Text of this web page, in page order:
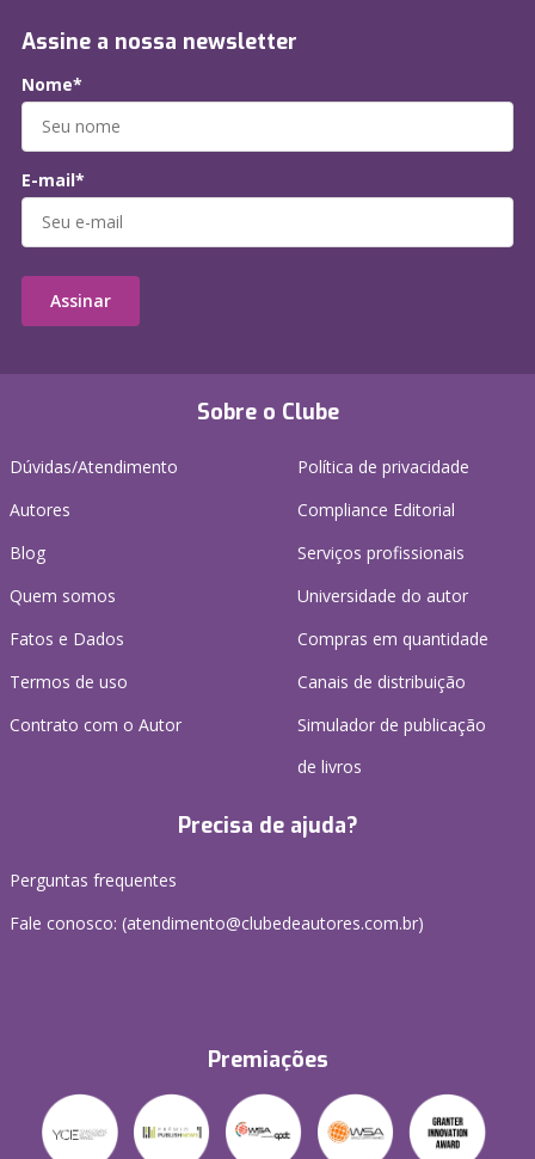
Sobre o Clube
Dúvidas/Atendimento
Autores
Blog
Quem somos
Fatos e Dados
Termos de uso
Contrato com o Autor
Política de privacidade
Compliance Editorial
Serviços profissionais
Universidade do autor
Compras em quantidade
Canais de distribuição
Simulador de publicação
de livros
Precisa de ajuda?
Perguntas frequentes
Fale conosco: (atendimento@clubedeautores.com.br)
Premiações
Assine a nossa newsletter
Nome*
E-mail*
Assinar